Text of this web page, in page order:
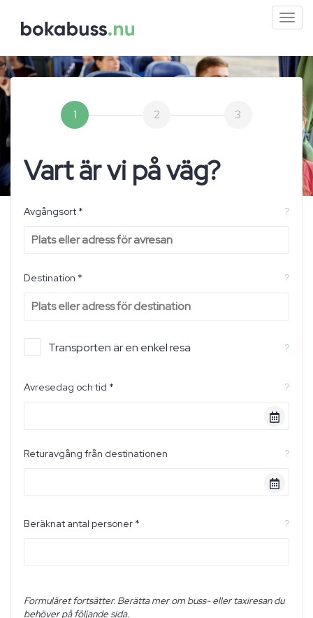
1 2 3
Vart är vi på väg?
Avgångsort * ?
Destination * ?
Transporten är en enkel resa ?
Avresedag och tid * ?
Returavgång från destinationen ?
Beräknat antal personer * ?
Formuläret fortsätter. Berätta mer om buss- eller taxiresan du
behöver på följande sida.